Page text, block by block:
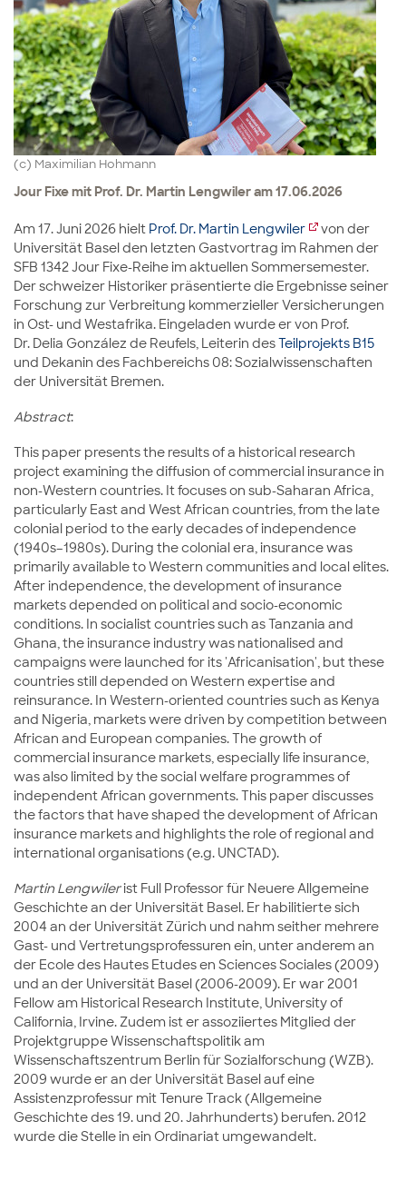
(c) Maximilian Hohmann
Jour Fixe mit Prof. Dr. Martin Lengwiler am 17.06.2026
Am 17. Juni 2026 hielt Prof. Dr. Martin Lengwiler
von der
Universität Basel den letzten Gastvortrag im Rahmen der
SFB 1342 Jour Fixe-Reihe im aktuellen Sommersemester.
Der schweizer Historiker präsentierte die Ergebnisse seiner
Forschung zur Verbreitung kommerzieller Versicherungen
in Ost- und Westafrika. Eingeladen wurde er von Prof.
Dr. Delia González de Reufels, Leiterin desTeilprojekts B15
und Dekanin des Fachbereichs 08: Sozialwissenschaften
der Universität Bremen.
Abstract:
This paper presents the results of a historical research
project examining the diffusion of commercial insurance in
non-Western countries. It focuses on sub-Saharan Africa,
particularly East and West African countries, from the late
colonial period to the early decades of independence
(1940s–1980s). During the colonial era, insurance was
primarily available to Western communities and local elites.
After independence, the development of insurance
markets depended on political and socio-economic
conditions. In socialist countries such as Tanzania and
Ghana, the insurance industry was nationalised and
campaigns were launched for its 'Africanisation', but these
countries still depended on Western expertise and
reinsurance. In Western-oriented countries such as Kenya
and Nigeria, markets were driven by competition between
African and European companies. The growth of
commercial insurance markets, especially life insurance,
was also limited by the social welfare programmes of
independent African governments. This paper discusses
the factors that have shaped the development of African
insurance markets and highlights the role of regional and
international organisations (e.g. UNCTAD).
Martin Lengwilerist Full Professor für Neuere Allgemeine
Geschichte an der Universität Basel. Er habilitierte sich
2004 an der Universität Zürich und nahm seither mehrere
Gast- und Vertretungsprofessuren ein, unter anderem an
der Ecole des Hautes Etudes en Sciences Sociales (2009)
und an der Universität Basel (2006-2009). Er war 2001
Fellow am Historical Research Institute, University of
California, Irvine. Zudem ist er assoziiertes Mitglied der
Projektgruppe Wissenschaftspolitik am
Wissenschaftszentrum Berlin für Sozialforschung (WZB).
2009 wurde er an der Universität Basel auf eine
Assistenzprofessur mit Tenure Track (Allgemeine
Geschichte des 19. und 20. Jahrhunderts) berufen. 2012
wurde die Stelle in ein Ordinariat umgewandelt.